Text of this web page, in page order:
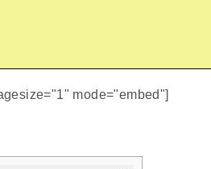
mode="embed"]